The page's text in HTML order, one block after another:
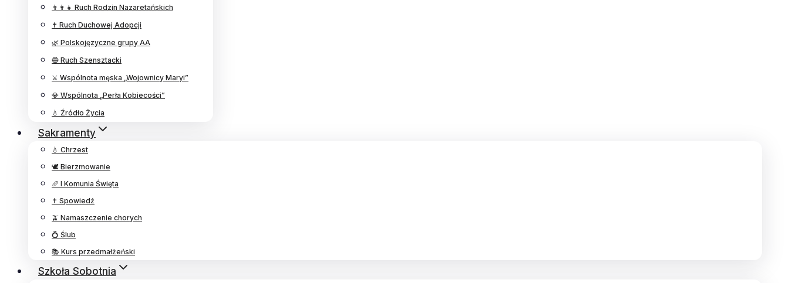
👨‍👩‍👧 Ruch Rodzin Nazaretańskich
✝️ Ruch Duchowej Adopcji
🌿 Polskojęzyczne grupy AA
🔵 Ruch Szensztacki
⚔️ Wspólnota męska „Wojownicy Maryi”
💎 Wspólnota „Perła Kobiecości”
💧 Źródło Życia
Sakramenty
💧 Chrzest
🕊️ Bierzmowanie
🥖 I Komunia Święta
✝️ Spowiedź
🫒 Namaszczenie chorych
💍 Ślub
📚 Kurs przedmałżeński
Szkoła Sobotnia